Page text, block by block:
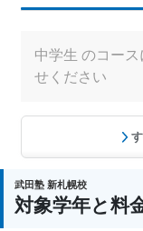
中学生 のコー
せください
武田塾 新札幌校
対象学年と料